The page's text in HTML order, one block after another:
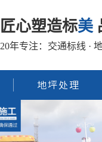
匠心塑造标美
20年专注：交通标线 ·
地坪处理